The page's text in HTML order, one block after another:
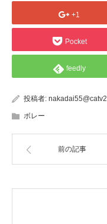
+1
Pocket
feedly
投稿者:
ボレー
前の記事